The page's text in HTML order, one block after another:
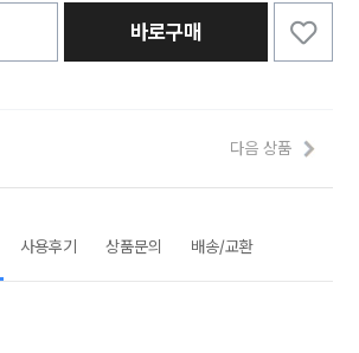
바로구매
다음 상품
사용후기 상품문의 배송/교환